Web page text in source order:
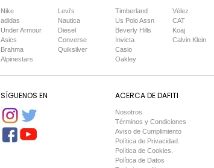
Nike
adidas
Under Armour
Asics
Brahma
Alpinestars
Levi's
Nautica
Diesel
Converse
Quiksilver
Timberland
Us Polo Assn
Beverly Hills
Invicta
Casio
Oakley
Vélez
CAT
Koaj
Calvin Klein
SÍGUENOS EN ACERCA DE DAFITI
Nosotros
Términos y Condiciones
Aviso de Cumplimiento
Política de Privacidad.
Política de Cookies.
Política de Datos